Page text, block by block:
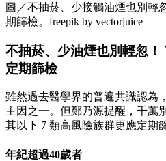
圖／不抽菸、少接觸油煙也別輕
期篩檢。freepik by vectorjuice
不抽菸、少油煙也別輕忽
定期篩檢
雖然過去醫學界的普遍共識認為
主因之一。但鄭乃源提醒，千萬
其以下 7 類高風險族群更應定期
年紀超過40歲者